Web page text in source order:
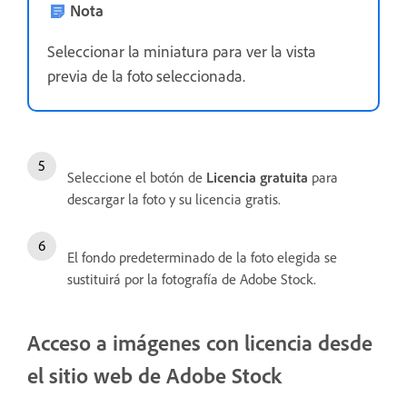
Nota
Seleccionar la miniatura para ver la vista
previa de la foto seleccionada.
Seleccione el botón de Licencia gratuita para
descargar la foto y su licencia gratis.
El fondo predeterminado de la foto elegida se
sustituirá por la fotografía de Adobe Stock.
Acceso a imágenes con licencia desde
el sitio web de Adobe Stock